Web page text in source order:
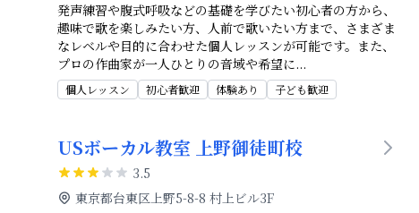
発声練習や腹式呼吸などの基礎を学びたい初心者の方から、
趣味で歌を楽しみたい方、人前で歌いたい方まで、さまざま
なレベルや目的に合わせた個人レッスンが可能です。また、
プロの作曲家が一人ひとりの音域や希望に...
個人レッスン 初心者歓迎 体験あり 子ども歓迎
USボーカル教室 上野御徒町校
3.5
東京都台東区上野5-8-8 村上ビル3F